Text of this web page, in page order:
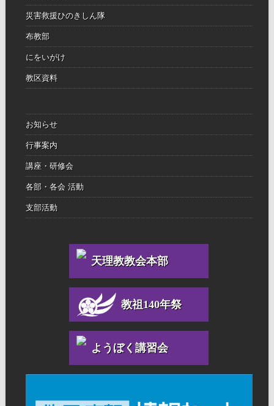
災害救援ひのきしん隊
布教部
にをいがけ
教区資料
お知らせ
行事案内
講座・研修会
各部・各会 活動
支部活動
天理教教会本部
教祖140年祭
ようぼく講習会